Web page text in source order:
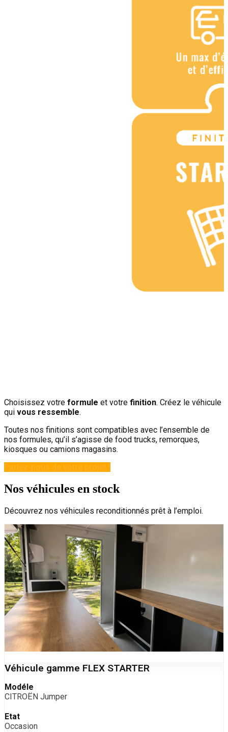
Choisissez votre formule et votre finition. Créez le véhicule
qui vous ressemble.
Toutes nos finitions sont compatibles avec l’ensemble de
nos formules, qu’il s’agisse de food trucks, remorques,
kiosques ou camions magasins.
Parlez-nous de votre projet !
Nos véhicules en stock
Découvrez nos véhicules reconditionnés prêt à l’emploi.
Véhicule gamme FLEX STARTER
Modéle
CITROËN Jumper
Etat
Occasion